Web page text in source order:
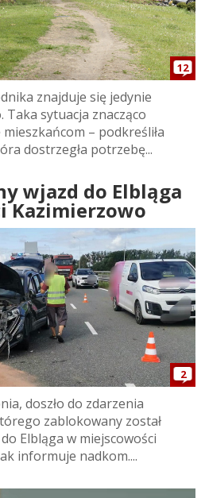
12
znajduje się jedynie
sytuacja znacząco
– podkreśliła
dostrzegła potrzebę...
wjazd do Elbląga
Kazimierzowo
2
doszło do zdarzenia
zablokowany został
Elbląga w miejscowości
informuje nadkom....